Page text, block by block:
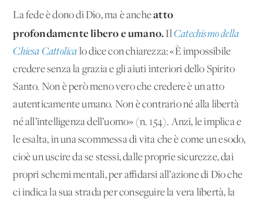
La fede è dono di Dio, ma è ancheatto
profondamente libero e umano. Il Catechismo della
Chiesa Cattolica lo dice con chiarezza: «È impossibile
credere senza la grazia e gli aiuti interiori dello Spirito
Santo. Non è però meno vero che credere è un atto
autenticamente umano. Non è contrario né alla libertà
né all’intelligenza dell’uomo» (n. 154). Anzi, le implica e
le esalta, in una scommessa di vita che è come un esodo,
cioè un uscire da se stessi, dalle proprie sicurezze, dai
propri schemi mentali, per affidarsi all’azione di Dio che
ci indica la sua strada per conseguire la vera libertà, la